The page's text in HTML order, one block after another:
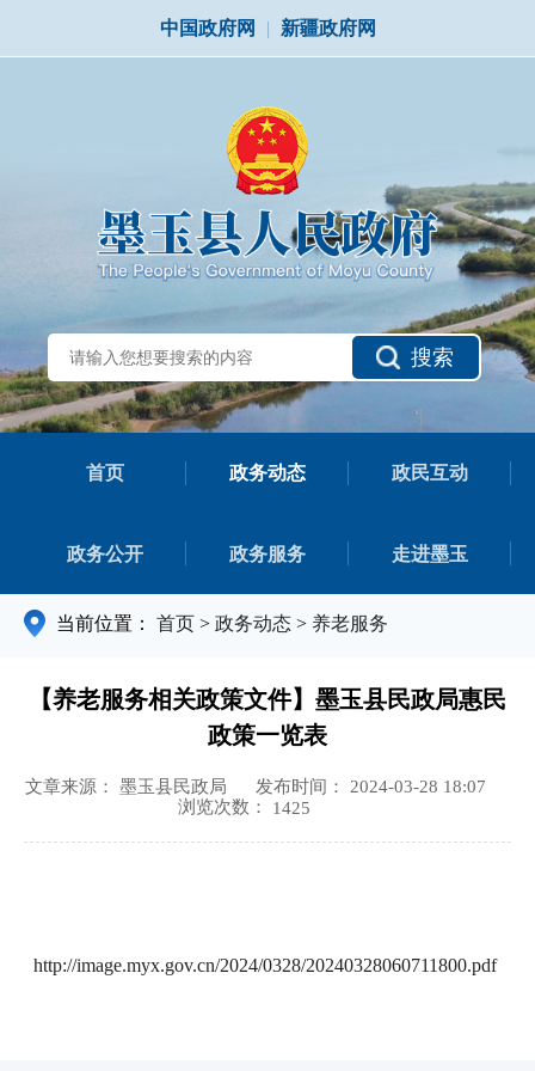
中国政府网 | 新疆政府网
搜索
首页 政务动态 政民互动
政务公开 政务服务 走进墨玉
当前位置： 首页 > 政务动态 > 养老服务
【养老服务相关政策文件】墨玉县民政局惠民
政策一览表
文章来源： 墨玉县民政局
发布时间： 2024-03-28 18:07
浏览次数： 1425
http://image.myx.gov.cn/2024/0328/20240328060711800.pdf